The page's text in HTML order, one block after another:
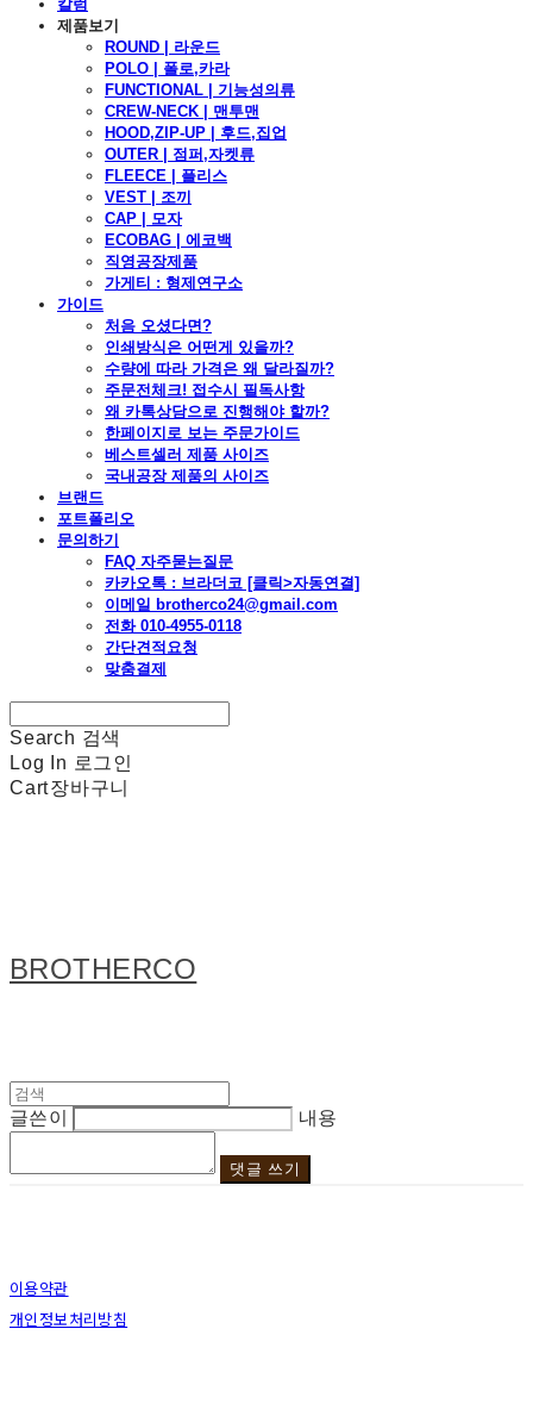
칼럼
제품보기
ROUND | 라운드
POLO | 폴로,카라
FUNCTIONAL | 기능성의류
CREW-NECK | 맨투맨
HOOD,ZIP-UP | 후드,집업
OUTER | 점퍼,자켓류
FLEECE | 플리스
VEST | 조끼
CAP | 모자
ECOBAG | 에코백
직영공장제품
가게티 : 형제연구소
가이드
처음 오셨다면?
인쇄방식은 어떤게 있을까?
수량에 따라 가격은 왜 달라질까?
주문전체크! 접수시 필독사항
왜 카톡상담으로 진행해야 할까?
한페이지로 보는 주문가이드
베스트셀러 제품 사이즈
국내공장 제품의 사이즈
브랜드
포트폴리오
문의하기
FAQ 자주묻는질문
카카오톡 : 브라더코 [클릭>자동연결]
이메일 brotherco24@gmail.com
전화 010-4955-0118
간단견적요청
맞춤결제
Search 검색
Log In 로그인
Cart장바구니
BROTHERCO
글쓴이 내용
댓글 쓰기
이용약관
개인정보처리방침